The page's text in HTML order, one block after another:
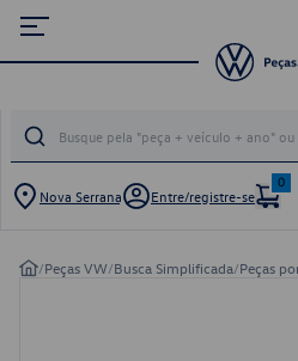
Nova Serrana Entre/registre-se
0
/Peças VW/Busca Simplificada/Peças